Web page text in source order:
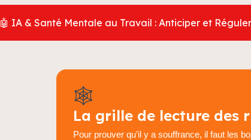
🤖 IA & Santé Mentale au Travail : Anticiper et
🕸️
La grille de lecture des
Pour prouver qu’il y a souffrance, il faut les